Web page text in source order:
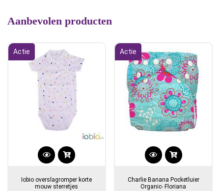
Aanbevolen producten
Actie
Dit
heeft
Iobio overslagromper korte
mouw sterretjes
Actie
Charlie Banana Pocketluier
Organic- Floriana